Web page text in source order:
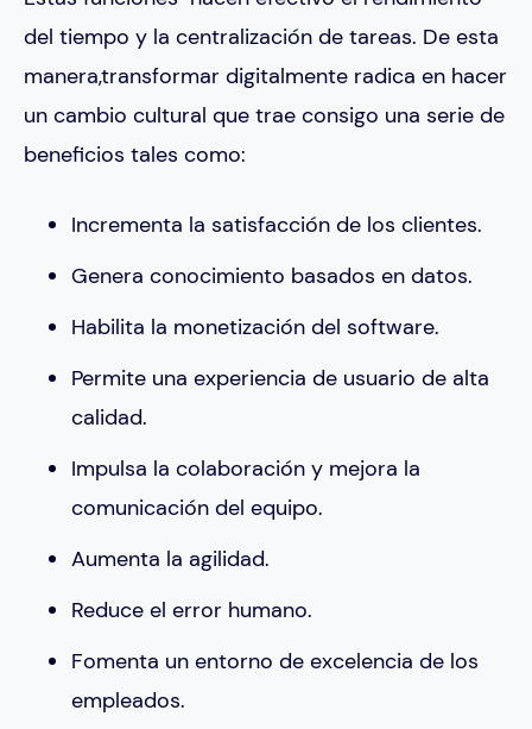
del tiempo y la centralización de tareas. De esta
manera,transformar digitalmente radica en hacer
un cambio cultural que trae consigo una serie de
beneficios tales como:
Incrementa la satisfacción de los clientes.
Genera conocimiento basados en datos.
Habilita la monetización del software.
Permite una experiencia de usuario de alta
calidad.
Impulsa la colaboración y mejora la
comunicación del equipo.
Aumenta la agilidad.
Reduce el error humano.
Fomenta un entorno de excelencia de los
empleados.